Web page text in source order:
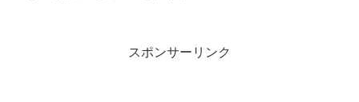
スポンサーリンク